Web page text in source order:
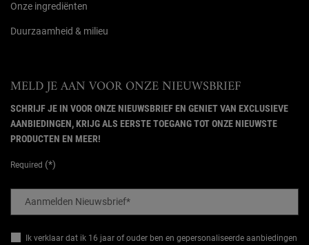
Onze ingrediënten
Duurzaamheid & milieu
MELD JE AAN VOOR ONZE NIEUWSBRIEF
SCHRIJF JE IN VOOR ONZE NIEUWSBRIEF EN GENIET VAN EXCLUSIEVE
AANBIEDINGEN, KRIJG ALS EERSTE TOEGANG TOT ONZE NIEUWSTE
PRODUCTEN EN MEER!
Required (*)
Aanmelden Nieuwsbrief*
Ik verklaar dat ik 16 jaar of ouder ben en gepersonaliseerde aanbiedingen